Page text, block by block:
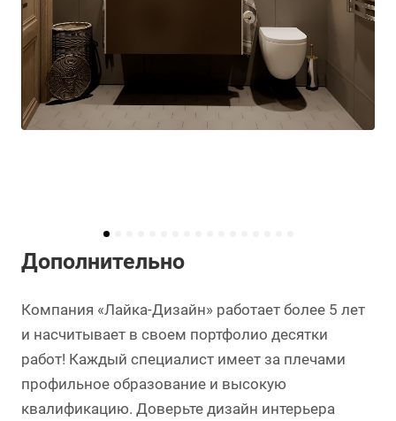
Дополнительно
Компания «Лайка-Дизайн» работает более 5 лет
и насчитывает в своем портфолио десятки
работ! Каждый специалист имеет за плечами
профильное образование и высокую
квалификацию. Доверьте дизайн интерьера